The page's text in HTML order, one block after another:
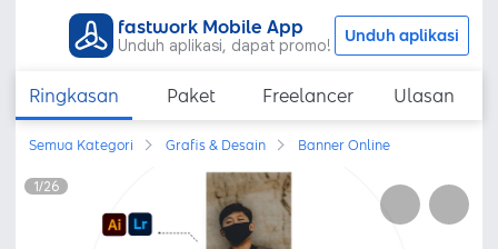
fastwork Mobile App
Unduh aplikasi, dapat promo! Unduh aplikasi
Ringkasan Paket Freelancer Ulasan
Semua Kategori Grafis & Desain Banner Online
1/26